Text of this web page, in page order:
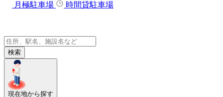
月極駐車場 時間貸駐車場
検索
現在地から探す